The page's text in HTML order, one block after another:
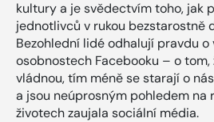
kultury a je svědectvím toho, jak
jednotlivců v rukou bezstarostně
Bezohlední lidé odhalují pravdu
osobnostech Facebooku – o
vládnou, tím méně se starají o
a jsou neúprosným pohledem na
životech zaujala sociální média.